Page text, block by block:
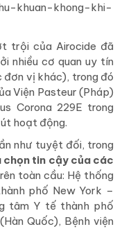
trội của Airocide đã
nhiều cơ quan uy tín
đơn vị khác), trong đó
Viện Pasteur (Pháp)
Corona 229E trong
hoạt động.
như tuyệt đối, trong
chọn tin cậy của các
toàn cầu: Hệ thống
phố New York –
tâm Y tế thành phố
Quốc), Bệnh viện